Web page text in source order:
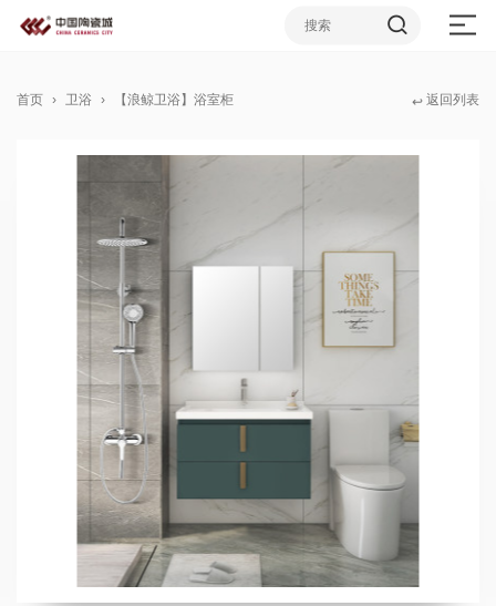
首页 卫浴 【浪鲸卫浴】浴室柜 ↩ 返回列表